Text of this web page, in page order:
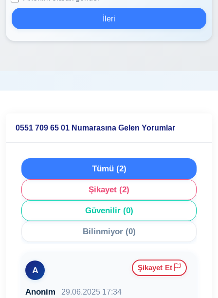
İleri
0551 709 65 01 Numarasına Gelen Yorumlar
Tümü (2)
Şikayet (2)
Güvenilir (0)
Bilinmiyor (0)
A
Anonim 29.06.2025 17:34
Şikayet Et